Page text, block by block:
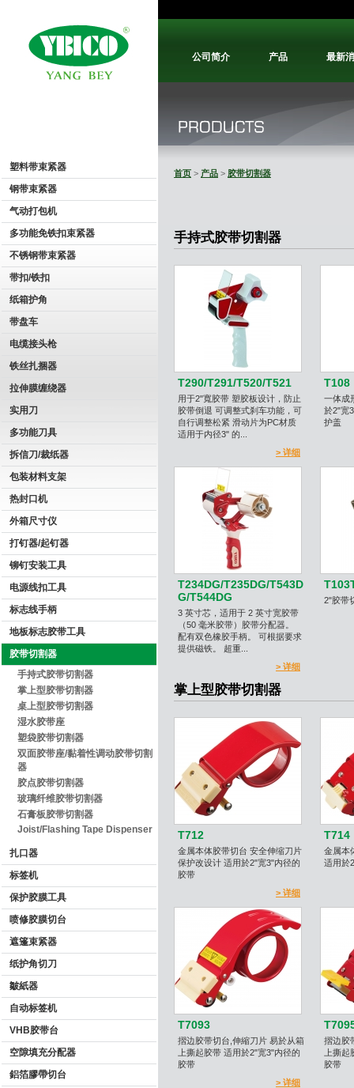
塑料带束紧器
钢带束紧器
气动打包机
多功能免铁扣束紧器
不锈钢带束紧器
带扣/铁扣
纸箱护角
带盘车
电缆接头枪
铁丝扎捆器
拉伸膜缠绕器
实用刀
多功能刀具
拆信刀/裁纸器
包装材料支架
热封口机
外箱尺寸仪
打钉器/起钉器
铆钉安装工具
电源线扣工具
标志线手柄
地板标志胶带工具
胶带切割器
手持式胶带切割器
掌上型胶带切割器
桌上型胶带切割器
湿水胶带座
塑袋胶带切割器
双面胶带座/黏着性调动胶带切割
器
胶点胶带切割器
玻璃纤维胶带切割器
石膏板胶带切割器
Joist/Flashing Tape Dispenser
扎口器
标签机
保护胶膜工具
喷修胶膜切台
遮篷束紧器
纸护角切刀
皺紙器
自动标签机
VHB胶带台
空隙填充分配器
鋁箔膠帶切台
公司简介 产品 最新
首页 > 产品 > 胶带切割器
手持式胶带切割器
T290/T291/T520/T521
用于2"寬胶带 塑胶板设计，防止
胶带倒退 可调整式刹车功能，可
自行调整松紧 滑动片为PC材质
适用于内径3" 的...
> 详细
T108
一体成
於2"宽
护盖
T234DG/T235DG/T543D
G/T544DG
3 英寸芯，适用于 2 英寸宽胶带
（50 毫米胶带）胶带分配器。
配有双色橡胶手柄。 可根据要求
提供磁铁。 超重...
> 详细
2"胶带
掌上型胶带切割器
T712
金属本体胶带切台 安全伸缩刀片
保护改设计 适用於2"宽3"内径的
胶带
> 详细
T714
金属本
适用於
T7093
摺边胶带切台,伸縮刀片 易於从箱
上撕起胶带 适用於2"宽3"内径的
胶带
> 详细
摺边胶
上撕
胶带